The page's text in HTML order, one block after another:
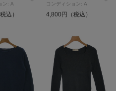
ン: A
込）
コンディション: A
4,800円（税込）